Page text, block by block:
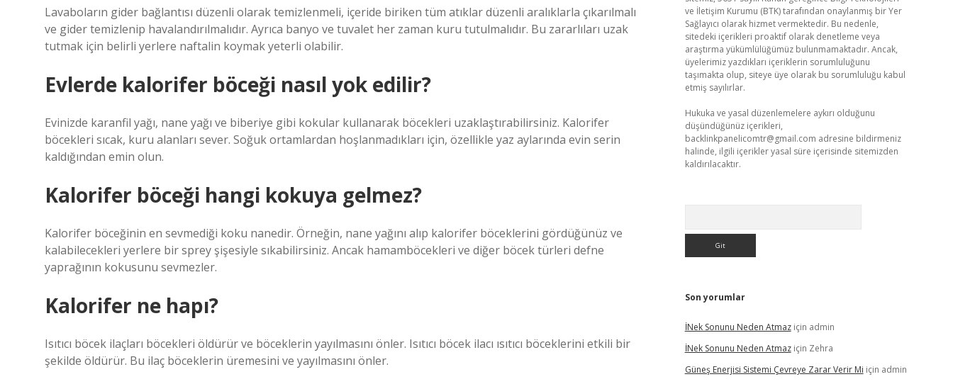
Lavaboların gider bağlantısı düzenli olarak temizlenmeli, içeride biriken tüm atıklar düzenli aralıklarla çıkarılmalı
ve gider temizlenip havalandırılmalıdır. Ayrıca banyo ve tuvalet her zaman kuru tutulmalıdır. Bu zararlıları uzak
tutmak için belirli yerlere naftalin koymak yeterli olabilir.
Evlerde kalorifer böceği nasıl yok edilir?
Evinizde karanfil yağı, nane yağı ve biberiye gibi kokular kullanarak böcekleri uzaklaştırabilirsiniz. Kalorifer
böcekleri sıcak, kuru alanları sever. Soğuk ortamlardan hoşlanmadıkları için, özellikle yaz aylarında evin serin
kaldığından emin olun.
Kalorifer böceği hangi kokuya gelmez?
Kalorifer böceğinin en sevmediği koku nanedir. Örneğin, nane yağını alıp kalorifer böceklerini gördüğünüz ve
kalabilecekleri yerlere bir sprey şişesiyle sıkabilirsiniz. Ancak hamamböcekleri ve diğer böcek türleri defne
yaprağının kokusunu sevmezler.
Kalorifer ne hapı?
Isıtıcı böcek ilaçları böcekleri öldürür ve böceklerin yayılmasını önler. Isıtıcı böcek ilacı ısıtıcı böceklerini etkili bir
şekilde öldürür. Bu ilaç böceklerin üremesini ve yayılmasını önler.
ve İletişim Kurumu (BTK) tarafından onaylanmış bir Yer
Sağlayıcı olarak hizmet vermektedir. Bu nedenle,
sitedeki içerikleri proaktif olarak denetleme veya
araştırma yükümlülüğümüz bulunmamaktadır. Ancak,
üyelerimiz yazdıkları içeriklerin sorumluluğunu
taşımakta olup, siteye üye olarak bu sorumluluğu kabul
etmiş sayılırlar.
Hukuka ve yasal düzenlemelere aykırı olduğunu
düşündüğünüz içerikleri,
backlinkpanelicomtr@gmail.com adresine bildirmeniz
halinde, ilgili içerikler yasal süre içerisinde sitemizden
kaldırılacaktır.
Son yorumlar
İNek Sonunu Neden Atmaziçin admin
İNek Sonunu Neden Atmaziçin Zehra
Güneş Enerjisi Sistemi Çevreye Zarar Verir Mi için admin